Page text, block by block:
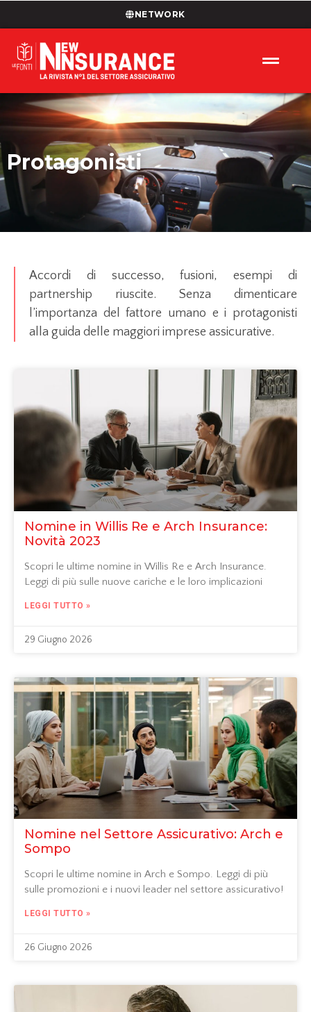
NETWORK
Protagonisti
Accordi di successo, fusioni, esempi di
partnership riuscite. Senza dimenticare
l’importanza del fattore umano e i protagonisti
alla guida delle maggiori imprese assicurative.
Nomine in Willis Re e Arch Insurance:
Novità 2023
Scopri le ultime nomine in Willis Re e Arch Insurance.
Leggi di più sulle nuove cariche e le loro implicazioni
LEGGI TUTTO »
29 Giugno 2026
Nomine nel Settore Assicurativo: Arch e
Sompo
Scopri le ultime nomine in Arch e Sompo. Leggi di più
sulle promozioni e i nuovi leader nel settore assicurativo!
LEGGI TUTTO »
26 Giugno 2026